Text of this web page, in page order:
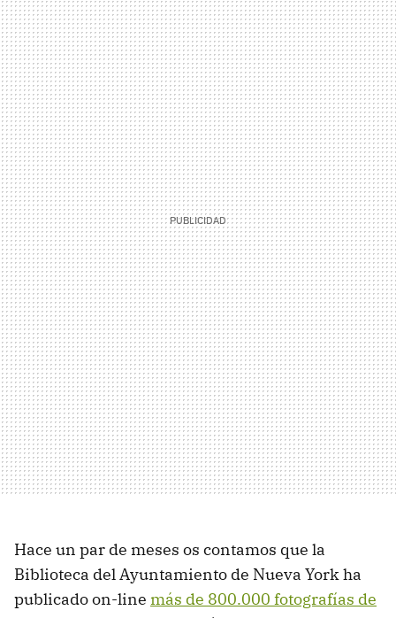
Hace un par de meses os contamos que la
Biblioteca del Ayuntamiento de Nueva York ha
publicado on-line más de 800.000 fotografías de